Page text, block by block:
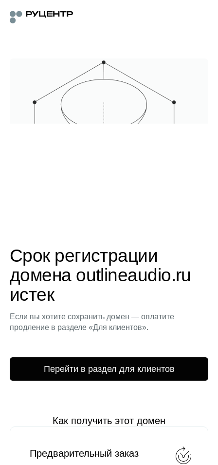
Срок регистрации
домена outlineaudio.ru
истек
Если вы хотите сохранить домен — оплатите
продление в разделе «Для клиентов».
Перейти в раздел для клиентов
Как получить этот домен
Предварительный заказ